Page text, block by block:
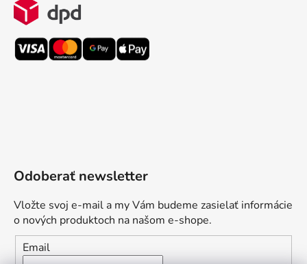
Odoberať newsletter
Vložte svoj e-mail a my Vám budeme zasielať informácie
o nových produktoch na našom e-shope.
Email